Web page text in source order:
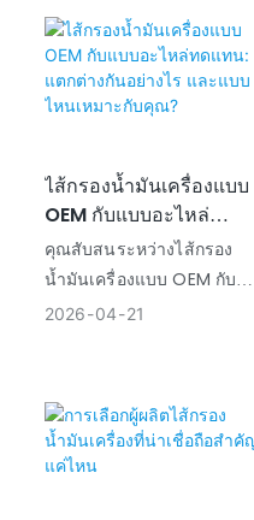
เครื่องของเรามีประสิทธิภาพ
ในการกรอง ปกป้อง
เครื่องยนต์ และมีอายุการใช้
การสั่งซื้อจำนวนมาก การ
ปรับแต่ง และการส่งออกทั่ว
โลก
ไส้กรองน้ำมันเครื่องแบบ
OEM กับแบบอะไหล่
ทดแทน: แตกต่างกัน
อย่างไร และแบบไหน
เหมาะกับคุณ?
คุณสับสนระหว่างไส้กรอง
น้ำมันเครื่องแบบ OEM กับ
แบบอะไหล่ทดแทนหรือไม่?
ละเอียดที่จะช่วยให้คุณตัดสิน
ใจได้อย่างถูกต้อง
2026 04 21